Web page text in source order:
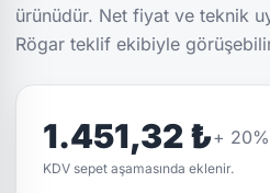
ürünüdür. Net fiyat ve teknik
Rögar teklif ekibiyle
1.451,32 ₺+ 20
KDV sepet aşamasında eklenir.